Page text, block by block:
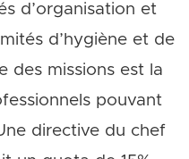
d’organisation et
d’hygiène et de
des missions est la
pouvant
directive du chef